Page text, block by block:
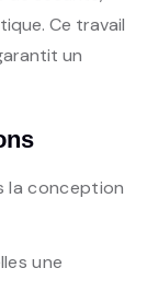
Ce travail
un
la conception
une